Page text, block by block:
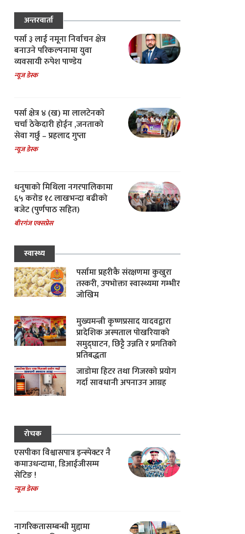
अन्तरवार्ता
पर्सा ३ लाई नमूना निर्वाचन क्षेत्र
बनाउने परिकल्पनामा युवा
व्यवसायी रुपेश पाण्डेय
न्यूज डेस्क
पर्सा क्षेत्र ४ (ख) मा लालटेनको
चर्चा ठेकेदारी होईन ,जनताको
सेवा गर्छु – प्रहलाद गुप्ता
न्यूज डेस्क
धनुषाको मिथिला नगरपालिकामा
६५ करोड १८ लाखभन्दा बढीको
बजेट (पुर्णपाठ सहित)
बीरगंज एक्सप्रेस
स्वास्थ्य
पर्सामा प्रहरीकै संरक्षणमा कुखुरा
तस्करी, उपभोक्ता स्वास्थ्यमा गम्भीर
जोखिम
मुख्यमन्त्री कृष्णप्रसाद यादवद्वारा
प्रादेशिक अस्पताल पोखरियाको
समुद्घाटन, छिट्टै उन्नति र प्रगतिको
प्रतिबद्धता
जाडोमा हिटर तथा गिजरको प्रयोग
गर्दा सावधानी अपनाउन आग्रह
रोचक
एसपीका विश्वासपात्र इन्स्पेक्टर नै
कमाउधन्दामा, डिआईजीसम्म
सेटिङ !
न्यूज डेस्क
नागरिकतासम्बन्धी मुद्दामा